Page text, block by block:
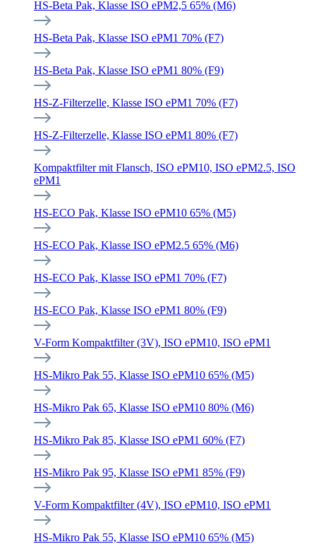
HS-Beta Pak, Klasse ISO ePM2,5 65% (M6)
HS-Beta Pak, Klasse ISO ePM1 70% (F7)
HS-Beta Pak, Klasse ISO ePM1 80% (F9)
HS-Z-Filterzelle, Klasse ISO ePM1 70% (F7)
HS-Z-Filterzelle, Klasse ISO ePM1 80% (F7)
Kompaktfilter mit Flansch, ISO ePM10, ISO ePM2.5, ISO
ePM1
HS-ECO Pak, Klasse ISO ePM10 65% (M5)
HS-ECO Pak, Klasse ISO ePM2.5 65% (M6)
HS-ECO Pak, Klasse ISO ePM1 70% (F7)
HS-ECO Pak, Klasse ISO ePM1 80% (F9)
V-Form Kompaktfilter (3V), ISO ePM10, ISO ePM1
HS-Mikro Pak 55, Klasse ISO ePM10 65% (M5)
HS-Mikro Pak 65, Klasse ISO ePM10 80% (M6)
HS-Mikro Pak 85, Klasse ISO ePM1 60% (F7)
HS-Mikro Pak 95, Klasse ISO ePM1 85% (F9)
V-Form Kompaktfilter (4V), ISO ePM10, ISO ePM1
HS-Mikro Pak 55, Klasse ISO ePM10 65% (M5)